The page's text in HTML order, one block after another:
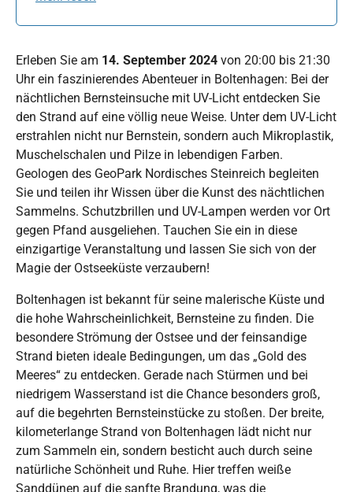
Erleben Sie am 14. September 2024 von 20:00 bis 21:30
Uhr ein faszinierendes Abenteuer in Boltenhagen: Bei der
nächtlichen Bernsteinsuche mit UV-Licht entdecken Sie
den Strand auf eine völlig neue Weise. Unter dem UV-Licht
erstrahlen nicht nur Bernstein, sondern auch Mikroplastik,
Muschelschalen und Pilze in lebendigen Farben.
Geologen des GeoPark Nordisches Steinreich begleiten
Sie und teilen ihr Wissen über die Kunst des nächtlichen
Sammelns. Schutzbrillen und UV-Lampen werden vor Ort
gegen Pfand ausgeliehen. Tauchen Sie ein in diese
einzigartige Veranstaltung und lassen Sie sich von der
Magie der Ostseeküste verzaubern!
Boltenhagen ist bekannt für seine malerische Küste und
die hohe Wahrscheinlichkeit, Bernsteine zu finden. Die
besondere Strömung der Ostsee und der feinsandige
Strand bieten ideale Bedingungen, um das „Gold des
Meeres“ zu entdecken. Gerade nach Stürmen und bei
niedrigem Wasserstand ist die Chance besonders groß,
auf die begehrten Bernsteinstücke zu stoßen. Der breite,
kilometerlange Strand von Boltenhagen lädt nicht nur
zum Sammeln ein, sondern besticht auch durch seine
natürliche Schönheit und Ruhe. Hier treffen weiße
Sanddünen auf die sanfte Brandung, was die